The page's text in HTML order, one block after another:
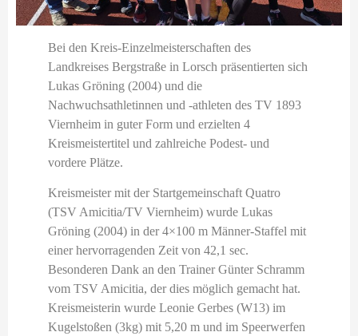
Bei den Kreis-Einzelmeisterschaften des
Landkreises Bergstraße in Lorsch präsentierten sich
Lukas Gröning (2004) und die
Nachwuchsathletinnen und -athleten des TV 1893
Viernheim in guter Form und erzielten 4
Kreismeistertitel und zahlreiche Podest- und
vordere Plätze.
Kreismeister mit der Startgemeinschaft Quatro
(TSV Amicitia/TV Viernheim) wurde Lukas
Gröning (2004) in der 4×100 m Männer-Staffel mit
einer hervorragenden Zeit von 42,1 sec.
Besonderen Dank an den Trainer Günter Schramm
vom TSV Amicitia, der dies möglich gemacht hat.
Kreismeisterin wurde Leonie Gerbes (W13) im
Kugelstoßen (3kg) mit 5,20 m und im Speerwerfen